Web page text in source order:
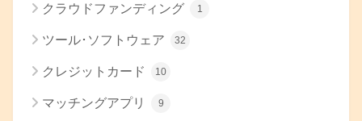
クラウドファンディング 1
ツール･ソフトウェア 32
クレジットカード 10
マッチングアプリ 9